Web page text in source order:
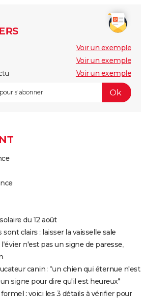
Voir un exemple
Voir un exemple
Voir un exemple
du 12 août
clairs : laisser la vaisselle sale
n'est pas un signe de paresse,
canin : "un chien qui éternue n'est
signe pour dire qu'il est heureux"
: voici les 3 détails à vérifier pour